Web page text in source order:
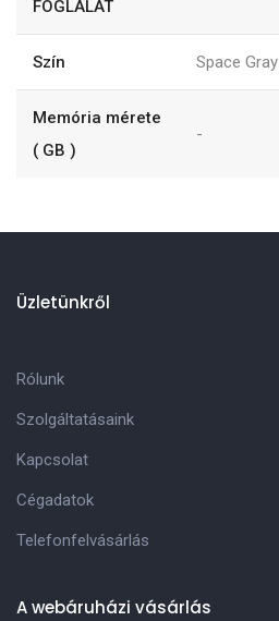
FOGLALAT
Szín Space Gray
Memória mérete
( GB )
-
Üzletünkről
Rólunk
Szolgáltatásaink
Kapcsolat
Cégadatok
Telefonfelvásárlás
A webáruházi vásárlás